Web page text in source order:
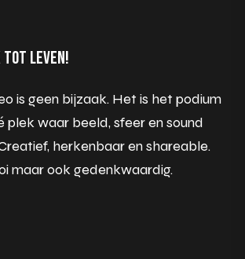
tot leven!
is geen bijzaak. Het is het podium
plek waar beeld, sfeer en sound
herkenbaar en shareable.
maar ook gedenkwaardig.